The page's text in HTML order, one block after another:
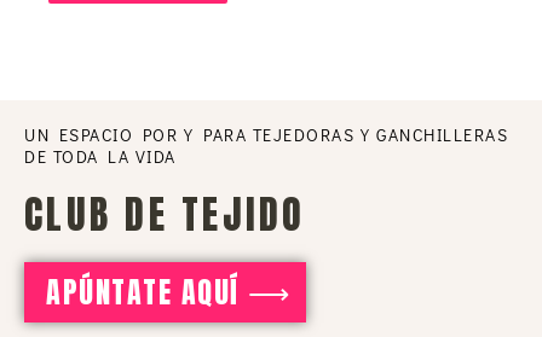
UN ESPACIO POR Y PARA TEJEDORAS Y GANCHILLERAS
DE TODA LA VIDA
CLUB DE TEJIDO
APÚNTATE AQUÍ ⟶